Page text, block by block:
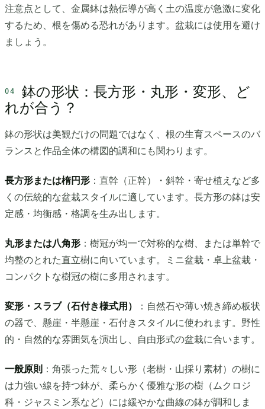
注意点として、金属鉢は熱伝導が高く土の温度が急激に変化
するため、根を傷める恐れがあります。盆栽には使用を避け
ましょう。
鉢の形状：長方形・丸形・変形、ど
れが合う？
鉢の形状は美観だけの問題ではなく、根の生育スペースのバ
ランスと作品全体の構図的調和にも関わります。
長方形または楕円形 ：直幹（正幹）・斜幹・寄せ植えなど多
くの伝統的な盆栽スタイルに適しています。長方形の鉢は安
定感・均衡感・格調を生み出します。
丸形または八角形 ：樹冠が均一で対称的な樹、または単幹で
均整のとれた直立樹に向いています。ミニ盆栽・卓上盆栽・
コンパクトな樹冠の樹に多用されます。
変形・スラブ（石付き様式用）
：自然石や薄い焼き締め板状
の器で、懸崖・半懸崖・石付きスタイルに使われます。野性
的・自然的な雰囲気を演出し、自由形式の盆栽に合います。
一般原則 ：角張った荒々しい形（老樹・山採り素材）の樹に
は力強い線を持つ鉢が、柔らかく優雅な形の樹（ムクロジ
科・ジャスミン系など）には緩やかな曲線の鉢が調和しま